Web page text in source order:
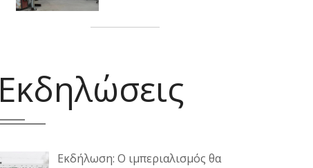
Εκδηλώσεις
Εκδήλωση: Ο ιμπεριαλισμός θα